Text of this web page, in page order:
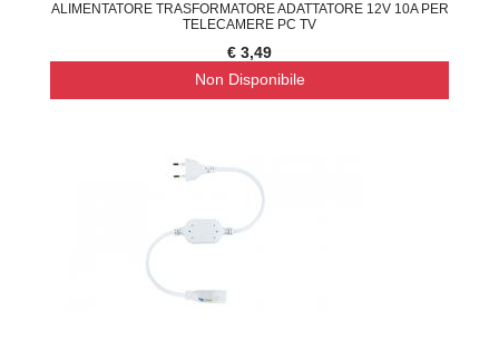
ALIMENTATORE TRASFORMATORE ADATTATORE 12V 10A PER
TELECAMERE PC TV
€ 3,49
Non Disponibile